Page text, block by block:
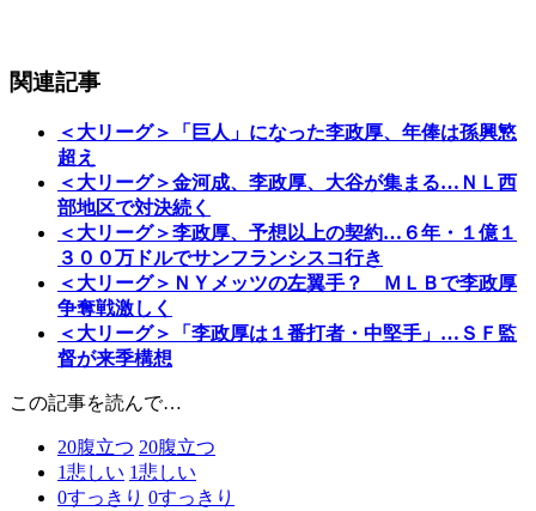
関連記事
＜大リーグ＞「巨人」になった李政厚、年俸は孫興慜
超え
＜大リーグ＞金河成、李政厚、大谷が集まる…ＮＬ西
部地区で対決続く
＜大リーグ＞李政厚、予想以上の契約…６年・１億１
３００万ドルでサンフランシスコ行き
＜大リーグ＞ＮＹメッツの左翼手？ ＭＬＢで李政厚
争奪戦激しく
＜大リーグ＞「李政厚は１番打者・中堅手」…ＳＦ監
督が来季構想
この記事を読んで…
20腹立つ 20腹立つ
1悲しい 1悲しい
0すっきり 0すっきり